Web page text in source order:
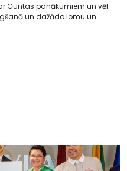
Guntas panākumiem un vēl
un dažādo lomu un